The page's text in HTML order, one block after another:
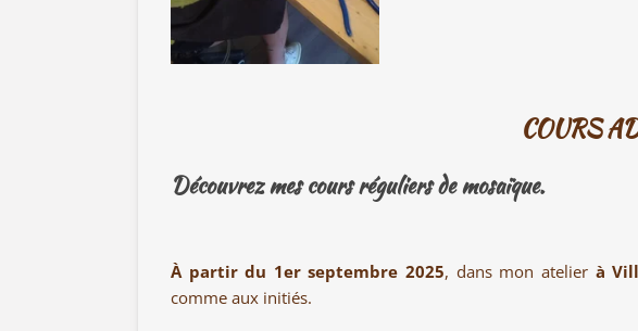
COURS
Découvrez mescours réguliers de mosaïque.
À partir du 1er septembre 2025, dans mon atelier à
comme aux initiés.